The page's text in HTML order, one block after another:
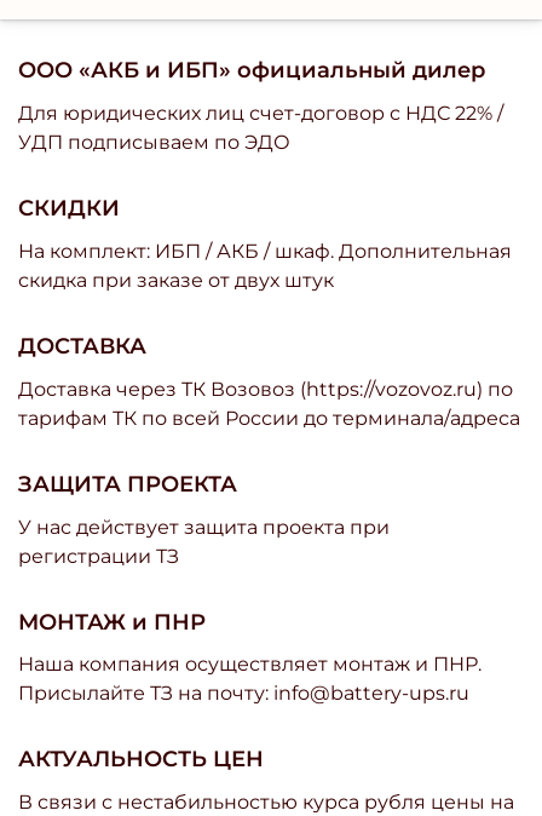
ООО «АКБ и ИБП» официальный дилер
Для юридических лиц счет-договор с НДС 22% /
УДП подписываем по ЭДО
СКИДКИ
На комплект: ИБП / АКБ / шкаф. Дополнительная
скидка при заказе от двух штук
ДОСТАВКА
Доставка через ТК Возовоз (https://vozovoz.ru) по
тарифам ТК по всей России до терминала/адреса
ЗАЩИТА ПРОЕКТА
У нас действует защита проекта при
регистрации ТЗ
МОНТАЖ и ПНР
Наша компания осуществляет монтаж и ПНР.
Присылайте ТЗ на почту: info@battery-ups.ru
АКТУАЛЬНОСТЬ ЦЕН
В связи с нестабильностью курса рубля цены на